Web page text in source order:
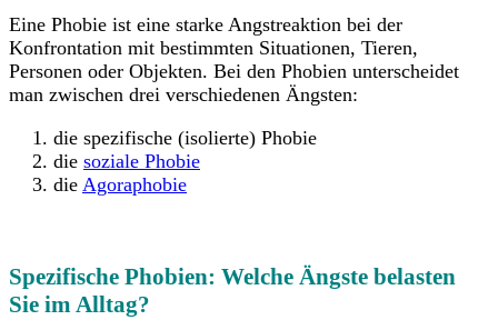
Eine Phobie ist eine starke Angstreaktion bei der
Konfrontation mit bestimmten Situationen, Tieren,
Personen oder Objekten. Bei den Phobien unterscheidet
man zwischen drei verschiedenen Ängsten:
die spezifische (isolierte) Phobie
die soziale Phobie
die Agoraphobie
Spezifische Phobien: Welche Ängste belasten
Sie im Alltag?